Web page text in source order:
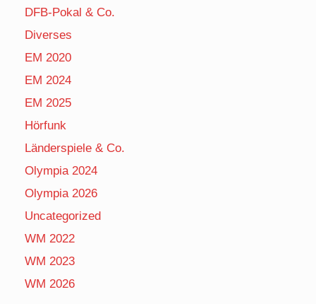
DFB-Pokal & Co.
Diverses
EM 2020
EM 2024
EM 2025
Hörfunk
Länderspiele & Co.
Olympia 2024
Olympia 2026
Uncategorized
WM 2022
WM 2023
WM 2026